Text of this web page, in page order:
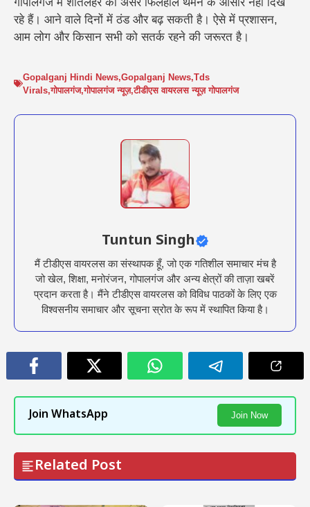
रहे हैं। आने वाले दिनों में ठंड और बढ़ सकती है। ऐसे में प्रशासन,
आम लोग और किसान सभी को सतर्क रहने की जरूरत है।
Gopalganj Hindi News,Gopalganj News,Tds
Virals,गोपालगंज,गोपालगंज न्यूज़,टीडीएस वायरलस न्यूज़ गोपालगंज
Tuntun Singh
मैं टीडीएस वायरलस का संस्थापक हूँ, जो एक गतिशील समाचार मंच है
जो खेल, शिक्षा, मनोरंजन, गोपालगंज और अन्य क्षेत्रों की ताज़ा खबरें
प्रदान करता है। मैंने टीडीएस वायरलस को विविध पाठकों के लिए एक
विश्वसनीय समाचार और सूचना स्रोत के रूप में स्थापित किया है।
Join WhatsApp Join Now
Related Post